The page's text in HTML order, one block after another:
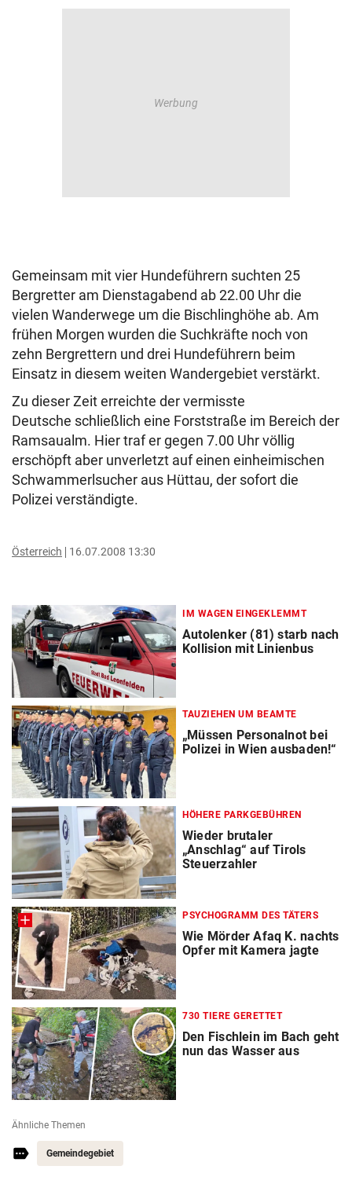
Gemeinsam mit vier Hundeführern suchten 25
Bergretter am Dienstagabend ab 22.00 Uhr die
vielen Wanderwege um die Bischlinghöhe ab. Am
frühen Morgen wurden die Suchkräfte noch von
zehn Bergrettern und drei Hundeführern beim
Einsatz in diesem weiten Wandergebiet verstärkt.
Zu dieser Zeit erreichte der vermisste
Deutsche schließlich eine Forststraße im Bereich der
Ramsaualm. Hier traf er gegen 7.00 Uhr völlig
erschöpft aber unverletzt auf einen einheimischen
Schwammerlsucher aus Hüttau, der sofort die
Polizei verständigte.
Österreich 16.07.2008 13:30
IM WAGEN EINGEKLEMMT
Autolenker (81) starb nach
Kollision mit Linienbus
TAUZIEHEN UM BEAMTE
„Müssen Personalnot bei
Polizei in Wien ausbaden!“
HÖHERE PARKGEBÜHREN
Wieder brutaler
„Anschlag“ auf Tirols
Steuerzahler
PSYCHOGRAMM DES TÄTERS
Wie Mörder Afaq K. nachts
Opfer mit Kamera jagte
730 TIERE GERETTET
Den Fischlein im Bach geht
nun das Wasser aus
Ähnliche Themen
Gemeindegebiet